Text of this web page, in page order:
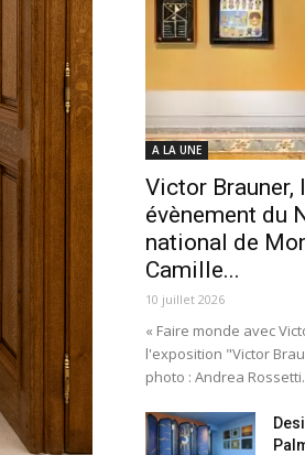
A LA UNE
Victor Brauner,
évènement du
national de
Camille...
10 juillet 2026
« Faire monde avec
l'exposition "Victor
photo : Andrea Rossetti.